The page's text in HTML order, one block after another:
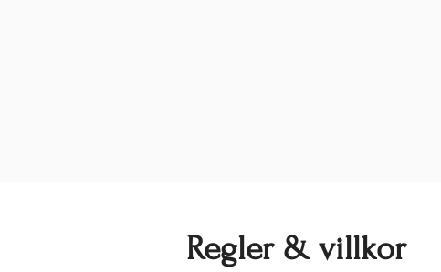
Regler & villkor